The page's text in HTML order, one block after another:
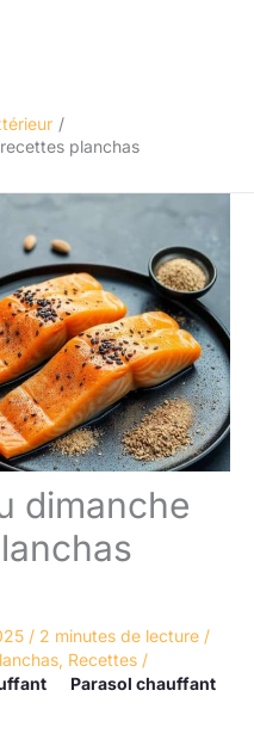
planchas
dimanche
/ 2 minutes de lecture /
, Recettes /
Parasol chauffant